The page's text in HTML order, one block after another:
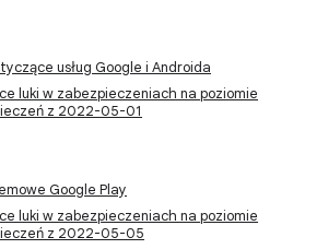
usług Google i Androida
luki w zabezpieczeniach na poziomie
z 2022-05-01
Google Play
luki w zabezpieczeniach na poziomie
z 2022-05-05